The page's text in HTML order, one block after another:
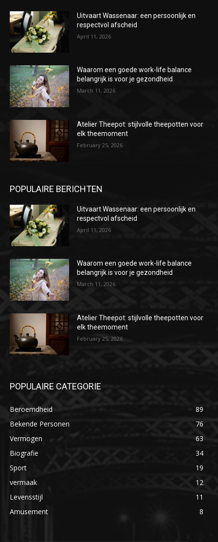
Uitvaart Wassenaar: een persoonlijk en
respectvol afscheid
April 11, 2026
Waarom een goede work-life balance
belangrijk is voor je gezondheid
March 11, 2026
Atelier Theepot: stijlvolle theepotten voor
elk theemoment
February 25, 2026
POPULAIRE BERICHTEN
Uitvaart Wassenaar: een persoonlijk en
respectvol afscheid
April 11, 2026
Waarom een goede work-life balance
belangrijk is voor je gezondheid
March 11, 2026
Atelier Theepot: stijlvolle theepotten voor
elk theemoment
February 25, 2026
POPULAIRE CATEGORIE
Beroemdheid
89
Bekende Personen
76
Vermogen
63
Biografie
34
Sport
19
vermaak
12
Levensstijl
11
Amusement
8